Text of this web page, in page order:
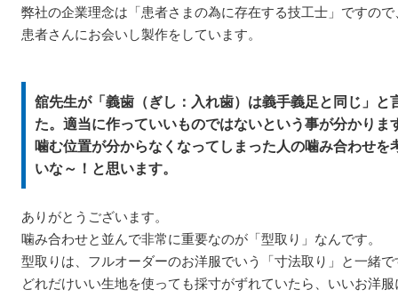
弊社の企業理念は「患者さまの為に存在する技工士」ですの
患者さんにお会いし製作をしています。
舘先生が「義歯（ぎし：入れ歯）は義手義足と同じ」と
た。適当に作っていいものではないという事が分かりま
噛む位置が分からなくなってしまった人の噛み合わせを
いな～！と思います。
ありがとうございます。
噛み合わせと並んで非常に重要なのが「型取り」なんです。
型取りは、フルオーダーのお洋服でいう「寸法取り」と一緒で
どれだけいい生地を使っても採寸がずれていたら、いいお洋